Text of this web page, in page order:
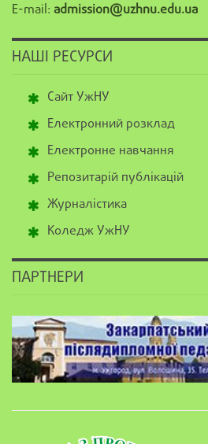
E-mail: admission@uzhnu.edu.ua
НАШІ РЕСУРСИ
Сайт УжНУ
Електронний розклад
Електронне навчання
Репозитарій публікацій
Журналістика
Коледж УжНУ
ПАРТНЕРИ